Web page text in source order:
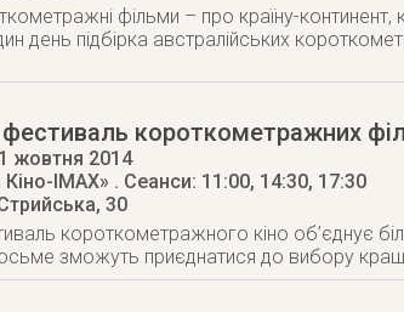
фільми – про країну-
день підбірка австралійських
короткометражних
жовтня 2014
IMAX» . Сеанси: 11:00, 14:30, 17:30
30
короткометражного кіно об’єднує
зможуть приєднатися до вибору